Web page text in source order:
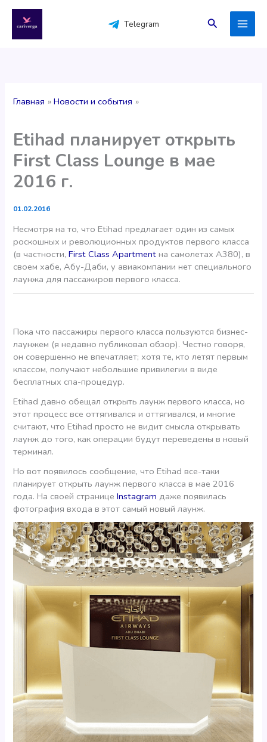
содержимому
Telegram Поиск
Главная Новости и события
Etihad планирует открыть
First Class Lounge в мае
2016 г.
01.02.2016
Несмотря на то, что Etihad предлагает один из самых
роскошных и революционных продуктов первого класса
(в частности,First Class Apartment на самолетах А380), в
своем хабе, Абу-Даби, у авиакомпании нет специального
лаунжа для пассажиров первого класса.
Пока что пассажиры первого класса пользуются бизнес-
лаунжем (я недавно публиковал обзор). Честно говоря,
он совершенно не впечатляет; хотя те, кто летят первым
классом, получают небольшие привилегии в виде
бесплатных спа-процедур.
Etihad давно обещал открыть лаунж первого класса, но
этот процесс все оттягивался и оттягивался, и многие
считают, что Etihad просто не видит смысла открывать
лаунж до того, как операции будут переведены в новый
терминал.
Но вот появилось сообщение, что Etihad все-таки
планирует открыть лаунж первого класса в мае 2016
года. На своей страницеInstagram даже появилась
фотография входа в этот самый новый лаунж.